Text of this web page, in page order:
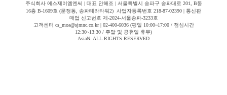
주식회사 에스제이엠엔씨 | 대표 안해조 | 서울특별시 송파구 송파대로 201, B동
16층 B-1609호 (문정동, 송파테라타워2) 사업자등록번호 218-87-02390 | 통신판
매업 신고번호 제-2024-서울송파-3233호
고객센터 cs_moa@sjmnc.co.kr | 02-400-6036 (평일 10:00~17:00 / 점심시간
12:30~13:30 / 주말 및 공휴일 휴무)
AsiaN. ALL RIGHTS RESERVED